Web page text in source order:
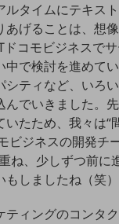
ラインで
チャルショップ
こちら
せ・お見積りはこち
す
ルタイムにテキス
あげることは、想
コモビジネスで
中で検討を進めて
シティなど、いろ
んでいきました。
いたため、我々は“
ビジネスの開発チ
ね、少しずつ前に
しましたね（笑）
ティングのコンタ